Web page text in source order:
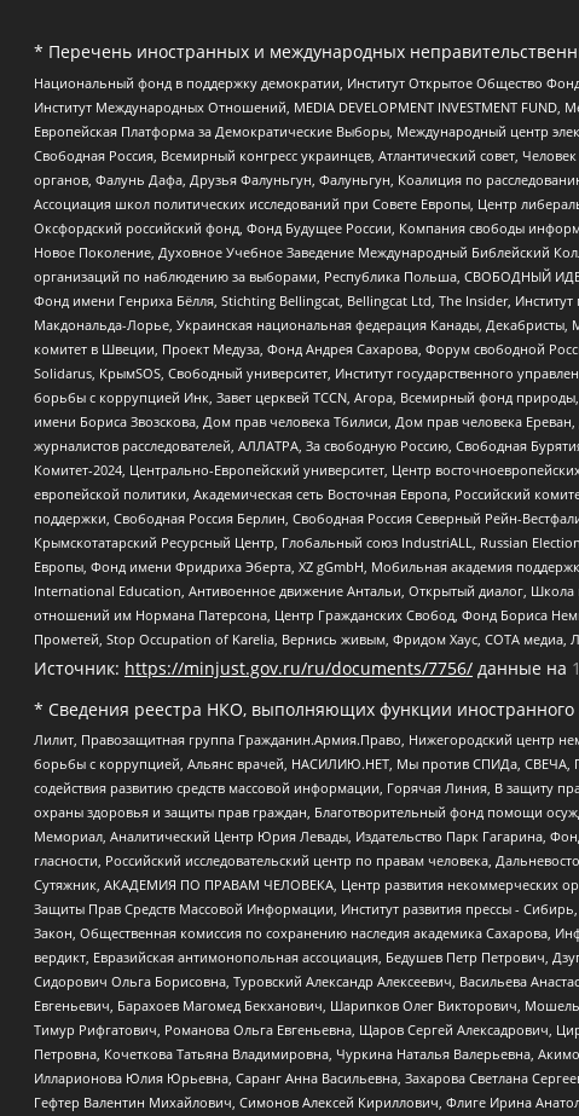
* Перечень иностранных и международных
Национальный фонд в поддержку демократии, Институт Открытое Общество
Институт Международных Отношений, MEDIA DEVELOPMENT INVESTMENT
Европейская Платформа за Демократические Выборы, Международный центр
Свободная Россия, Всемирный конгресс украинцев, Атлантический совет,
органов, Фалунь Дафа, Друзья Фалуньгун, Фалуньгун, Коалиция по
Ассоциация школ политических исследований при Совете Европы, Центр
Оксфордский российский фонд, Фонд Будущее России, Компания свободы
Новое Поколение, Духовное Учебное Заведение Международный Библейский
организаций по наблюдению за выборами, Республика Польша, СВОБОДНЫЙ
Фонд имени Генриха Бёлля, Stichting Bellingcat, Bellingcat Ltd, The Insider,
Макдональда-Лорье, Украинская национальная федерация Канады,
комитет в Швеции, Проект Медуза, Фонд Андрея Сахарова, Форум свободной
Solidarus, КрымSOS, Свободный университет, Институт государственного
борьбы с коррупцией Инк, Завет церквей TCCN, Агора, Всемирный фонд
имени Бориса Звозскова, Дом прав человека Тбилиси, Дом прав человека
журналистов расследователей, АЛЛАТРА, За свободную Россию, Свободная
Комитет-2024, Центрально-Европейский университет, Центр
европейской политики, Академическая сеть Восточная Европа, Российский
поддержки, Свободная Россия Берлин, Свободная Россия Северный Рейн-
Крымскотатарский Ресурсный Центр, Глобальный союз IndustriALL, Russian
Европы, Фонд имени Фридриха Эберта, XZ gGmbH, Мобильная академия
International Education, Антивоенное движение Антальи, Открытый диалог,
отношений им Нормана Патерсона, Центр Гражданских Свобод, Фонд Бориса
Прометей, Stop Occupation of Karelia, Вернись живым, Фридом Хаус, СОТА медиа,
Источник: https://minjust.gov.ru/ru/documents/7756/ данные на
* Сведения реестра НКО, выполняющих функции иностранного
Лилит, Правозащитная группа Гражданин.Армия.Право, Нижегородский центр
борьбы с коррупцией, Альянс врачей, НАСИЛИЮ.НЕТ, Мы против СПИДа, СВЕЧА,
содействия развитию средств массовой информации, Горячая Линия, В защиту
охраны здоровья и защиты прав граждан, Благотворительный фонд помощи
Мемориал, Аналитический Центр Юрия Левады, Издательство Парк Гагарина,
гласности, Российский исследовательский центр по правам человека,
Сутяжник, АКАДЕМИЯ ПО ПРАВАМ ЧЕЛОВЕКА, Центр развития некоммерческих
Защиты Прав Средств Массовой Информации, Институт развития прессы -
Закон, Общественная комиссия по сохранению наследия академика Сахарова,
вердикт, Евразийская антимонопольная ассоциация, Бедушев Петр Петрович,
Сидорович Ольга Борисовна, Туровский Александр Алексеевич, Васильева
Евгеньевич, Барахоев Магомед Бекханович, Шарипков Олег Викторович,
Тимур Рифгатович, Романова Ольга Евгеньевна, Щаров Сергей Алексадрович,
Петровна, Кочеткова Татьяна Владимировна, Чуркина Наталья Валерьевна,
Илларионова Юлия Юрьевна, Саранг Анна Васильевна, Захарова Светлана
Гефтер Валентин Михайлович, Симонов Алексей Кириллович, Флиге Ирина